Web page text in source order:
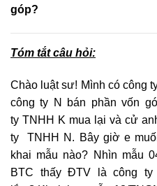
góp?
Tóm tắt câu hỏi:
Chào luật sư! Mình có công
công ty N bán phần vốn
ty TNHH K mua lại và cử
ty TNHH N. Bây giờ e
khai mẫu nào? Nhìn mẫu
BTC thấy ĐTV là công ty